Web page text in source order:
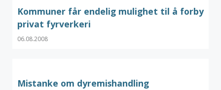
Kommuner får endelig mulighet til å forby
privat fyrverkeri
06.08.2008
Mistanke om dyremishandling